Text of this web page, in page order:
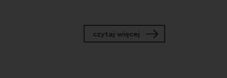
czytaj więcejo TRACKLISTA